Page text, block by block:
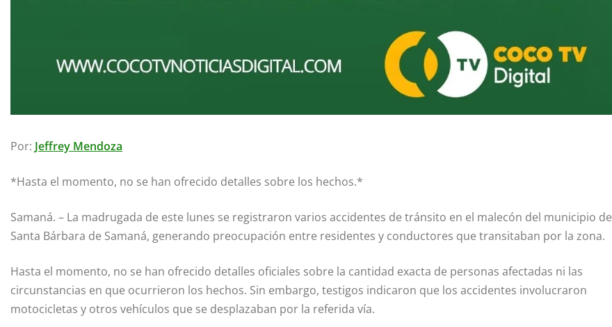
Por: Jeffrey Mendoza
*Hasta el momento, no se han ofrecido detalles sobre los hechos.*
Samaná. – La madrugada de este lunes se registraron varios accidentes de tránsito en el malecón del municipio de
Santa Bárbara de Samaná, generando preocupación entre residentes y conductores que transitaban por la zona.
Hasta el momento, no se han ofrecido detalles oficiales sobre la cantidad exacta de personas afectadas ni las
circunstancias en que ocurrieron los hechos. Sin embargo, testigos indicaron que los accidentes involucraron
motocicletas y otros vehículos que se desplazaban por la referida vía.